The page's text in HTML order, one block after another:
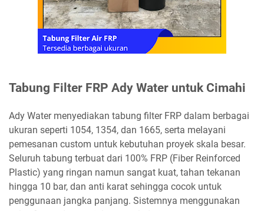
Tabung Filter FRP Ady Water untuk Cimahi
Ady Water menyediakan tabung filter FRP dalam berbagai
ukuran seperti 1054, 1354, dan 1665, serta melayani
pemesanan custom untuk kebutuhan proyek skala besar.
Seluruh tabung terbuat dari 100% FRP (Fiber Reinforced
Plastic) yang ringan namun sangat kuat, tahan tekanan
hingga 10 bar, dan anti karat sehingga cocok untuk
penggunaan jangka panjang. Sistemnya menggunakan